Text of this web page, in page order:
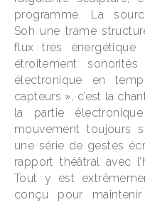
programme. La
Soh une trame
flux très énergétique
étroitement
électronique en
capteurs », c’est la
la partie
mouvement toujours
une série de gestes
rapport théâtral avec
Tout y est
conçu pour
PREVIOUS